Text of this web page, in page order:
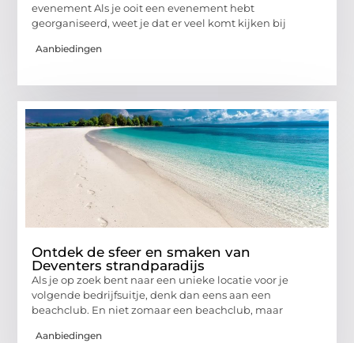
evenement Als je ooit een evenement hebt
georganiseerd, weet je dat er veel komt kijken bij
Aanbiedingen
Ontdek de sfeer en smaken van
Deventers strandparadijs
Als je op zoek bent naar een unieke locatie voor je
volgende bedrijfsuitje, denk dan eens aan een
beachclub. En niet zomaar een beachclub, maar
Aanbiedingen